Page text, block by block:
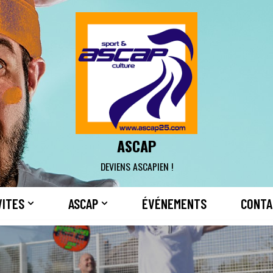
ASCAP
DEVIENS ASCAPIEN !
ASCAP ÉVÉNEMENTS